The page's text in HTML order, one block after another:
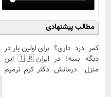
مطالب پیشنهادی
کمر درد داری؟
دیگه بسه! در
منزل درمانش
برای اولین بار در
ایران🇮🇷 این
دکتر کرم ترمیم